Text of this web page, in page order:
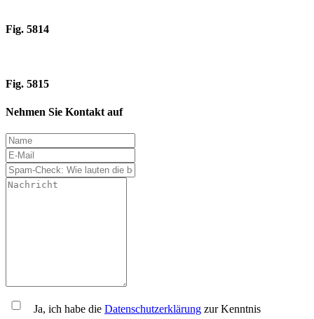
Fig. 5814
Fig. 5815
Nehmen Sie Kontakt auf
Ja, ich habe die Datenschutzerklärung zur Kenntnis